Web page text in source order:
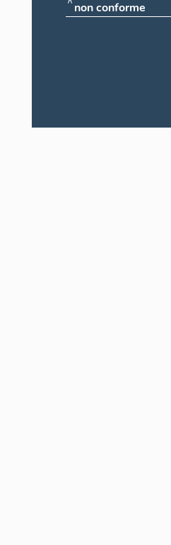
non conforme